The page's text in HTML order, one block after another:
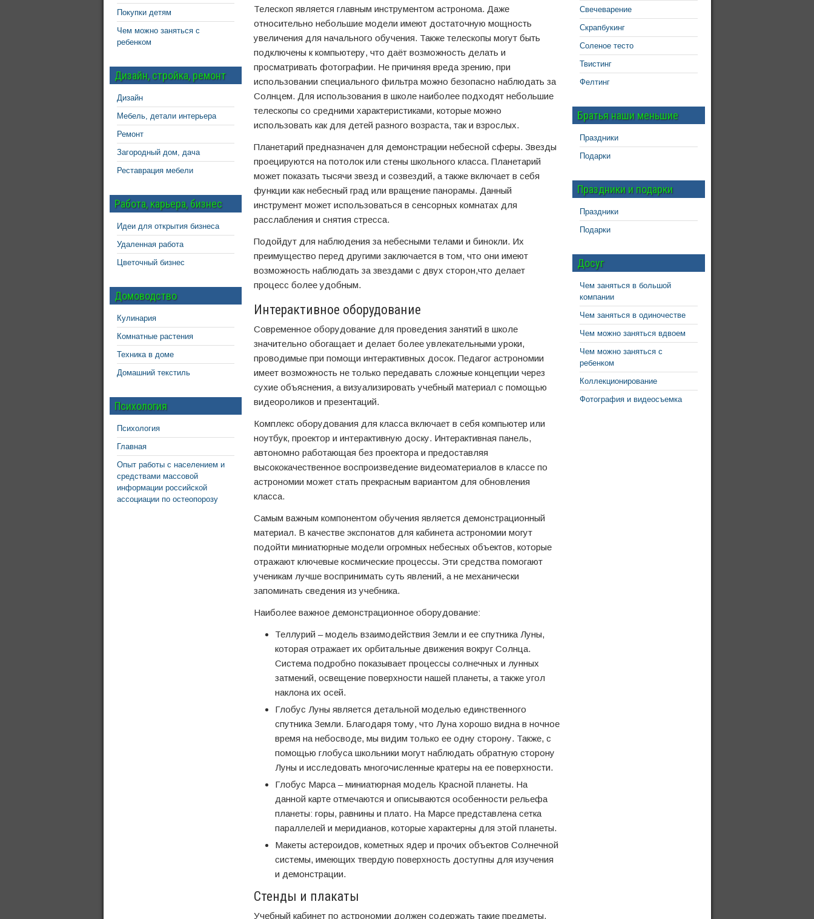
Телескоп является главным инструментом астронома. Даже
относительно небольшие модели имеют достаточную мощность
увеличения для начального обучения. Также телескопы могут быть
подключены к компьютеру, что даёт возможность делать и
просматривать фотографии. Не причиняя вреда зрению, при
использовании специального фильтра можно безопасно наблюдать за
Солнцем. Для использования в школе наиболее подходят небольшие
телескопы со средними характеристиками, которые можно
использовать как для детей разного возраста, так и взрослых.
Планетарий предназначен для демонстрации небесной сферы. Звезды
проецируются на потолок или стены школьного класса. Планетарий
может показать тысячи звезд и созвездий, а также включает в себя
функции как небесный град или вращение панорамы. Данный
инструмент может использоваться в сенсорных комнатах для
расслабления и снятия стресса.
Подойдут для наблюдения за небесными телами и бинокли. Их
преимущество перед другими заключается в том, что они имеют
возможность наблюдать за звездами с двух сторон,что делает
процесс более удобным.
Интерактивное оборудование
Современное оборудование для проведения занятий в школе
значительно обогащает и делает более увлекательными уроки,
проводимые при помощи интерактивных досок. Педагог астрономии
имеет возможность не только передавать сложные концепции через
сухие объяснения, а визуализировать учебный материал с помощью
видеороликов и презентаций.
Комплекс оборудования для класса включает в себя компьютер или
ноутбук, проектор и интерактивную доску. Интерактивная панель,
автономно работающая без проектора и предоставляя
высококачественное воспроизведение видеоматериалов в классе по
астрономии может стать прекрасным вариантом для обновления
класса.
Самым важным компонентом обучения является демонстрационный
материал. В качестве экспонатов для кабинета астрономии могут
подойти миниатюрные модели огромных небесных объектов, которые
отражают ключевые космические процессы. Эти средства помогают
ученикам лучше воспринимать суть явлений, а не механически
запоминать сведения из учебника.
Наиболее важное демонстрационное оборудование:
Теллурий – модель взаимодействия Земли и ее спутника Луны,
которая отражает их орбитальные движения вокруг Солнца.
Система подробно показывает процессы солнечных и лунных
затмений, освещение поверхности нашей планеты, а также угол
наклона их осей.
Глобус Луны является детальной моделью единственного
спутника Земли. Благодаря тому, что Луна хорошо видна в ночное
время на небосводе, мы видим только ее одну сторону. Также, с
помощью глобуса школьники могут наблюдать обратную сторону
Луны и исследовать многочисленные кратеры на ее поверхности.
Глобус Марса – миниатюрная модель Красной планеты. На
данной карте отмечаются и описываются особенности рельефа
планеты: горы, равнины и плато. На Марсе представлена сетка
параллелей и меридианов, которые характерны для этой планеты.
Макеты астероидов, кометных ядер и прочих объектов Солнечной
системы, имеющих твердую поверхность доступны для изучения
и демонстрации.
Стенды и плакаты
Учебный кабинет по астрономии должен содержать такие предметы,
Покупки детям
Чем можно заняться с
ребенком
Дизайн, стройка, ремонт
Дизайн
Мебель, детали интерьера
Ремонт
Загородный дом, дача
Реставрация мебели
Работа, карьера, бизнес
Идеи для открытия бизнеса
Удаленная работа
Цветочный бизнес
Домоводство
Кулинария
Комнатные растения
Техника в доме
Домашний текстиль
Психология
Психология
Главная
Опыт работы с населением и
средствами массовой
информации российской
ассоциации по остеопорозу
Свечеварение
Скрапбукинг
Соленое тесто
Твистинг
Фелтинг
Братья наши меньшие
Праздники
Подарки
Праздники и подарки
Праздники
Подарки
Досуг
Чем заняться в большой
компании
Чем заняться в одиночестве
Чем можно заняться вдвоем
Чем можно заняться с
ребенком
Коллекционирование
Фотография и видеосъемка